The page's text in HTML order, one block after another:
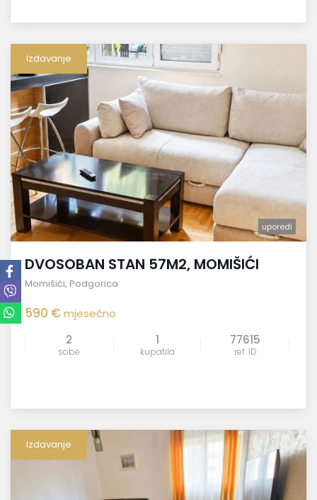
Izdavanje
uporedi
DVOSOBAN STAN 57M2, MOMIŠIĆI
Momišići, Podgorica
590 €mjesečno
2
sobe
1
kupatila
77615
ref. ID
Izdavanje